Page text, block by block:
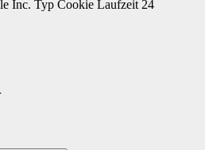
Inc. Typ Cookie Laufzeit 24